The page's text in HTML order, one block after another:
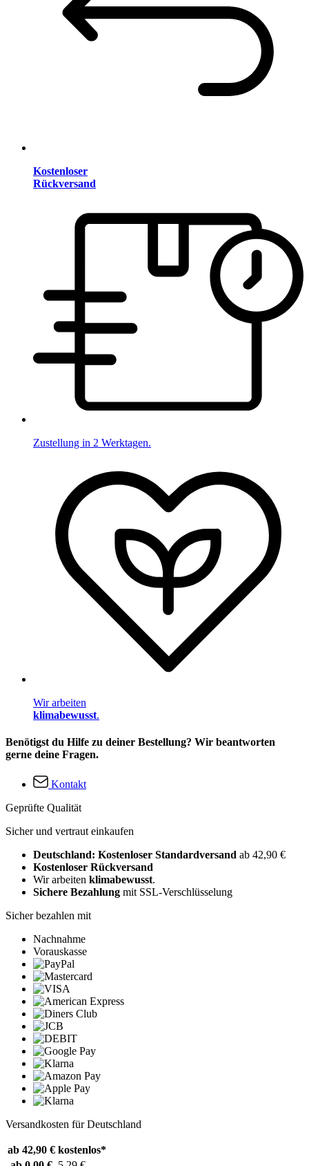
Kostenloser
Rückversand
Zustellung in 2 Werktagen.
Wir arbeiten
klimabewusst.
Benötigst du Hilfe zu deiner Bestellung? Wir beantworten
gerne deine Fragen.
Kontakt
Geprüfte Qualität
Sicher und vertraut einkaufen
Deutschland: Kostenloser Standardversand ab 42,90 €
Kostenloser Rückversand
Wir arbeiten klimabewusst.
Sichere Bezahlung mit SSL-Verschlüsselung
Sicher bezahlen mit
Nachnahme
Vorauskasse
Versandkosten für Deutschland
ab 42,90 € kostenlos*